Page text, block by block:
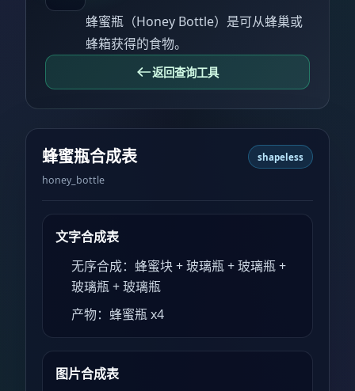
蜂蜜瓶（Honey Bottle）是可从蜂巢或
蜂箱获得的食物。
返回查询工具
蜂蜜瓶合成表
honey_bottle
shapeless
文字合成表
无序合成：蜂蜜块 + 玻璃瓶 + 玻璃瓶 +
玻璃瓶 + 玻璃瓶
产物：蜂蜜瓶 x4
图片合成表